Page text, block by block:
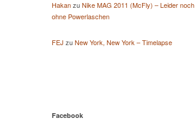
HakanzuNike MAG 2011 (McFly) – Leider noch
ohne Powerlaschen
FEJ zuNew York, New York – Timelapse
Facebook